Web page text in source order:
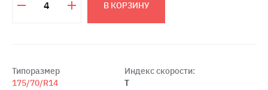
В КОРЗИНУ
Типоразмер
175/70/R14
Индекс скорости:
T